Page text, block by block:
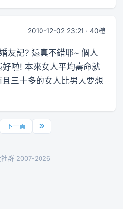
2010-12-02 23:21 · 40樓
友記? 還真不錯耶~ 個人
啦! 本來女人平均壽命就
三十多的女人比男人要想
下一頁
群 2007-2026